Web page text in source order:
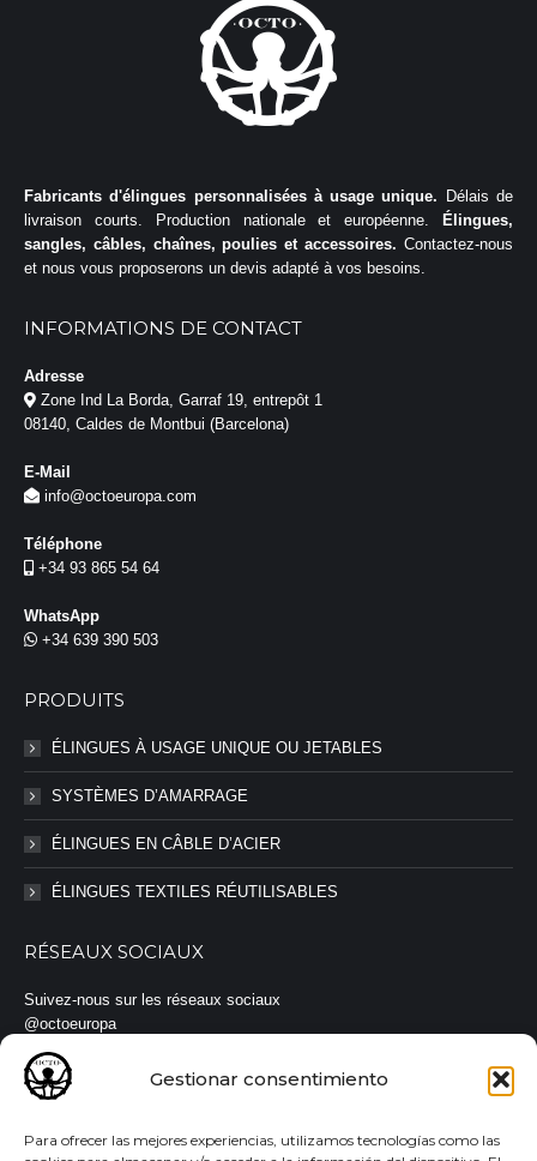
Gestionar consentimiento
Para ofrecer las mejores experiencias, utilizamos tecnologías como las
Fabricants d'élingues personnalisées à usage unique. Délais de
livraison courts. Production nationale et européenne.
Élingues,
sangles, câbles, chaînes, poulies et accessoires. Contactez-nous
et nous vous proposerons un devis adapté à vos besoins.
INFORMATIONS DE CONTACT
Adresse
Zone Ind La Borda, Garraf 19, entrepôt 1
08140, Caldes de Montbui (Barcelona)
E-Mail
info@octoeuropa.com
Téléphone
+34 93 865 54 64
WhatsApp
+34 639 390 503
PRODUITS
ÉLINGUES À USAGE UNIQUE OU JETABLES
SYSTÈMES D’AMARRAGE
ÉLINGUES EN CÂBLE D’ACIER
ÉLINGUES TEXTILES RÉUTILISABLES
RÉSEAUX SOCIAUX
Suivez-nous sur les réseaux sociaux
@octoeuropa
#octoeuropa #élingues #sangles